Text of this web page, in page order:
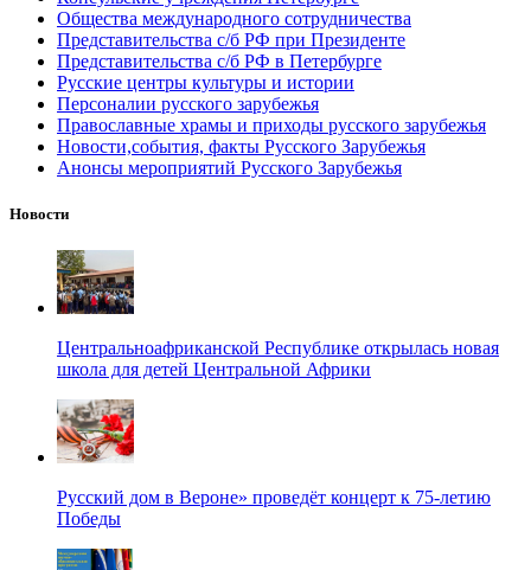
Общества международного сотрудничества
Представительства с/б РФ при Президенте
Представительства с/б РФ в Петербурге
Русские центры культуры и истории
Персоналии русского зарубежья
Православные храмы и приходы русского зарубежья
Новости,события, факты Русского Зарубежья
Анонсы мероприятий Русского Зарубежья
Новости
Центральноафриканской Республике открылась новая
школа для детей Центральной Африки
Русский дом в Вероне» проведёт концерт к 75-летию
Победы